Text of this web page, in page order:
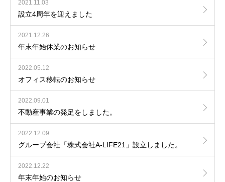
2021.11.03
設立4周年を迎えました
2021.12.26
年末年始休業のお知らせ
2022.05.12
オフィス移転のお知らせ
2022.09.01
不動産事業の発足をしました。
2022.12.09
グループ会社「株式会社A-LIFE21」設立しました。
2022.12.22
年末年始のお知らせ